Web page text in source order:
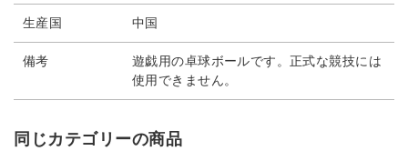
生産国 中国
備考
遊戯用の卓球ボールです。正式な競技には
使用できません。
同じカテゴリーの商品